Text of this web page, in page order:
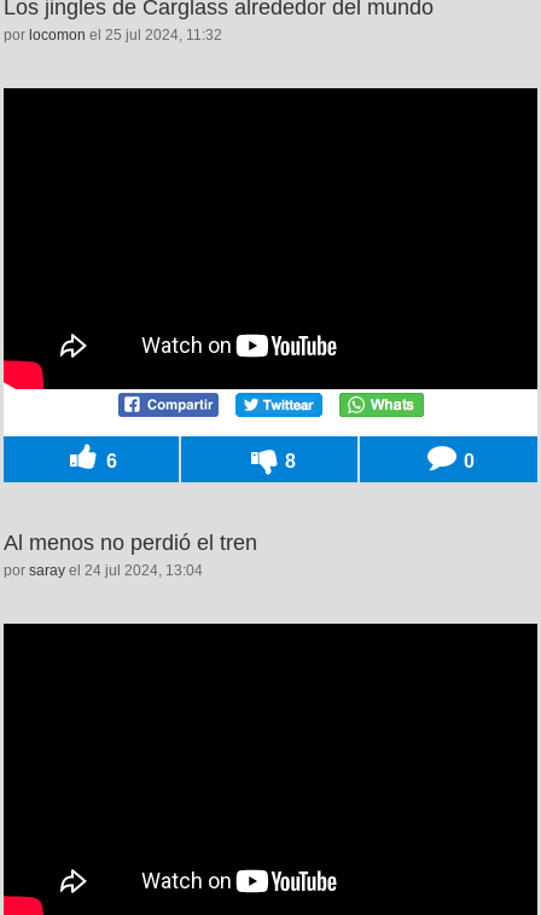
Los jingles de Carglass alrededor del mundo
por locomon el 25 jul 2024, 11:32
6 8 0
Al menos no perdió el tren
por saray el 24 jul 2024, 13:04